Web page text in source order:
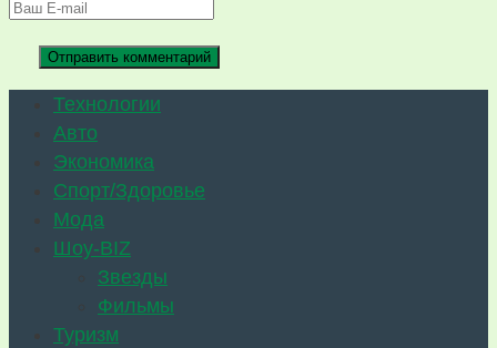
Технологии
Авто
Экономика
Спорт/Здоровье
Мода
Шоу-BIZ
Звезды
Фильмы
Туризм